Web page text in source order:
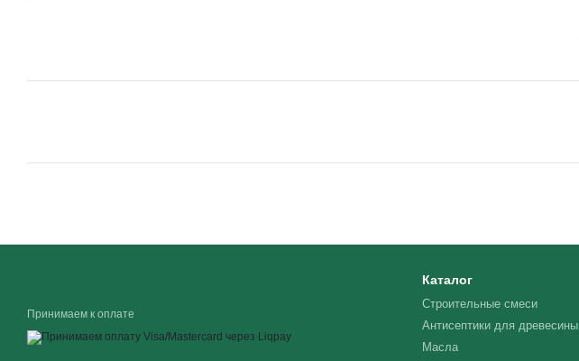
Принимаем к оплате
Каталог
Строительные смеси
Антисептики для древесины
Масла